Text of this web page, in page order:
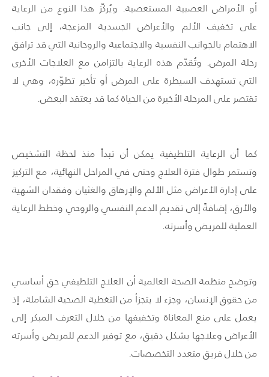
أو الأمراض العصبية المستعصية. ويُركّز هذا النوع من الرعاية
على تخفيف الألم والأعراض الجسدية المزعجة، إلى جانب
الاهتمام بالجوانب النفسية والاجتماعية والروحانية التي قد ترافق
رحلة المرض. وتُقدّم هذه الرعاية بالتزامن مع العلاجات الأخرى
التي تستهدف السيطرة على المرض أو تأخير تطوّره، وهي لا
تقتصر على المرحلة الأخيرة من الحياة كما قد يعتقد البعض.
كما أن الرعاية التلطيفية يمكن أن تبدأ منذ لحظة التشخيص
وتستمر طوال فترة العلاج وحتى في المراحل النهائية، مع التركيز
على إدارة الأعراض مثل الألم والإرهاق والغثيان وفقدان الشهية
والأرق، إضافةً إلى تقديم الدعم النفسي والروحي وخطط الرعاية
العملية للمريض وأسرته.
وتوضح منظمة الصحة العالمية أن العلاج التلطيفي حق أساسي
من حقوق الإنسان، وجزء لا يتجزأ من التغطية الصحية الشاملة، إذ
يعمل على منع المعاناة وتخفيفها من خلال التعرف المبكر إلى
الأعراض وعلاجها بشكل دقيق، مع توفير الدعم للمريض وأسرته
من خلال فريق متعدد التخصصات.